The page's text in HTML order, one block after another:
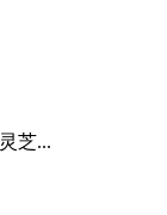
芝...